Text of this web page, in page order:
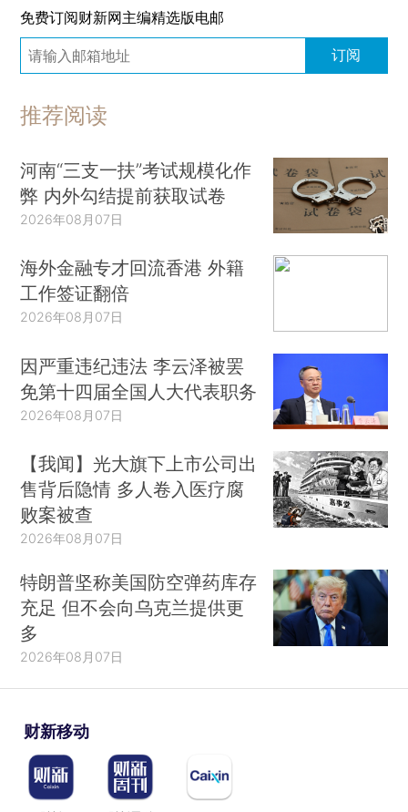
免费订阅财新网主编精选版电邮
订阅
推荐阅读
河南“三支一扶”考试规模化作
弊 内外勾结提前获取试卷
2026年08月07日
海外金融专才回流香港 外籍
工作签证翻倍
2026年08月07日
因严重违纪违法 李云泽被罢
免第十四届全国人大代表职务
2026年08月07日
【我闻】光大旗下上市公司出
售背后隐情 多人卷入医疗腐
败案被查
2026年08月07日
特朗普坚称美国防空弹药库存
充足 但不会向乌克兰提供更
多
2026年08月07日
财新移动